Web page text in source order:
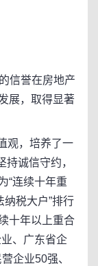
信誉在房地产
展，取得显著
观，培养了一
诚信守约，
“连续十年重
纳税大户”排行
十年以上重合
、广东省企
企业50强、